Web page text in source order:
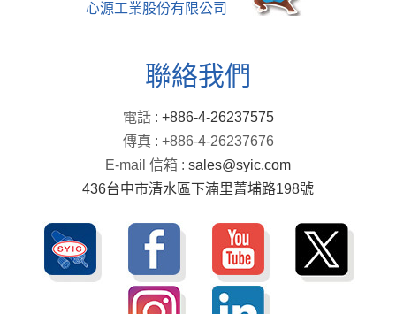
心源工業股份有限公司
聯絡我們
電話 : +886-4-26237575
傳真 : +886-4-26237676
E-mail 信箱 : sales@syic.com
436台中市清水區下湳里菁埔路198號